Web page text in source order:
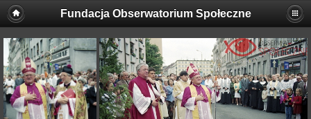
Fundacja Obserwatorium Społeczne